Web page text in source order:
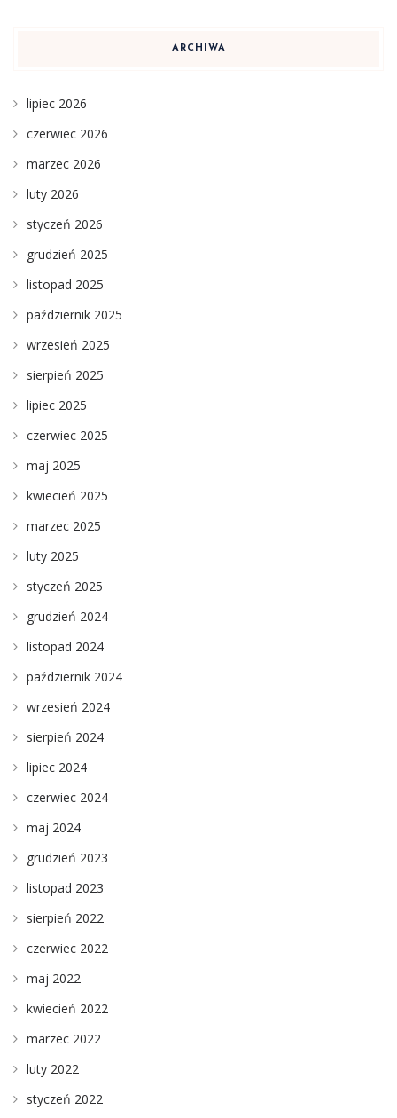
ARCHIWA
lipiec 2026
czerwiec 2026
marzec 2026
luty 2026
styczeń 2026
grudzień 2025
listopad 2025
październik 2025
wrzesień 2025
sierpień 2025
lipiec 2025
czerwiec 2025
maj 2025
kwiecień 2025
marzec 2025
luty 2025
styczeń 2025
grudzień 2024
listopad 2024
październik 2024
wrzesień 2024
sierpień 2024
lipiec 2024
czerwiec 2024
maj 2024
grudzień 2023
listopad 2023
sierpień 2022
czerwiec 2022
maj 2022
kwiecień 2022
marzec 2022
luty 2022
styczeń 2022